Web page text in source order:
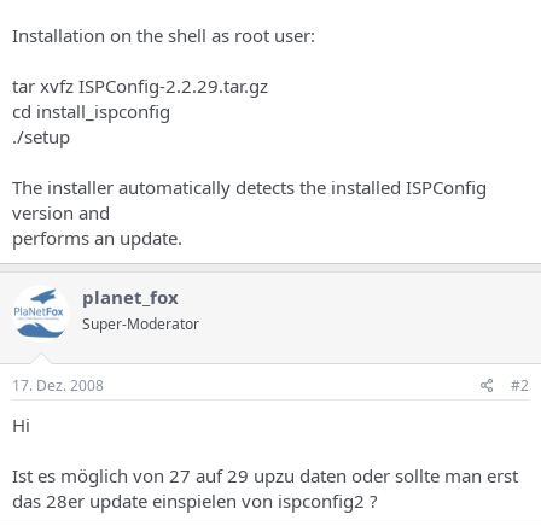
Installation on the shell as root user:
tar xvfz ISPConfig-2.2.29.tar.gz
cd install_ispconfig
./setup
The installer automatically detects the installed ISPConfig
version and
performs an update.
planet_fox
Super-Moderator
17. Dez. 2008 #2
Hi
Ist es möglich von 27 auf 29 upzu daten oder sollte man erst
das 28er update einspielen von ispconfig2 ?